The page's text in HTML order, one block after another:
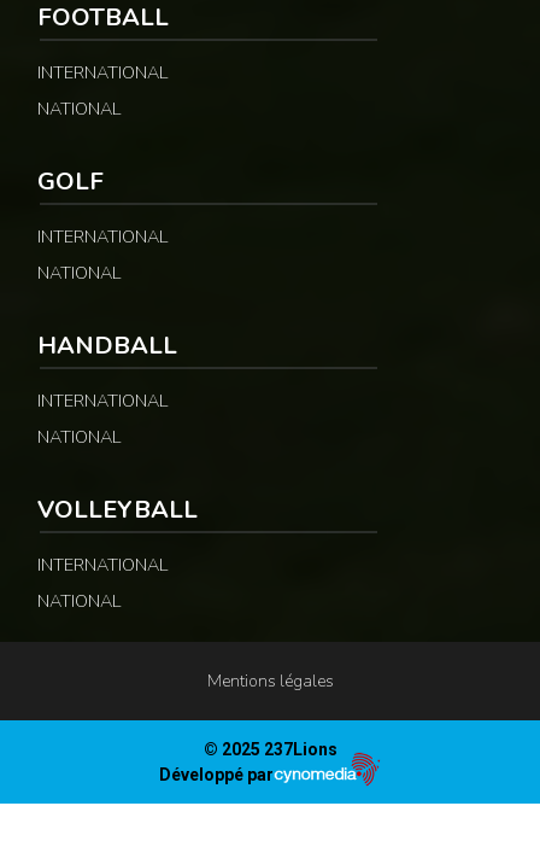
FOOTBALL
INTERNATIONAL
NATIONAL
GOLF
INTERNATIONAL
NATIONAL
HANDBALL
INTERNATIONAL
NATIONAL
VOLLEYBALL
INTERNATIONAL
NATIONAL
Mentions légales
© 2025 237Lions
Développé par